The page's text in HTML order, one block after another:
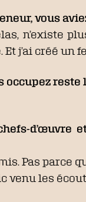
vous
n’existe
j’ai créé
reste
d’œuvre
Pas parce
venu les